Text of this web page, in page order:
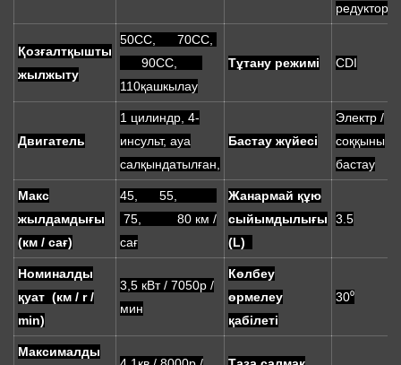
редуктор
Қозғалтқышты
жылжыту
50CC, 70CC,
90CC,
110қашкылау
Тұтану режимі CDI
Двигатель
1 цилиндр, 4-
инсульт, ауа
салқындатылған,
Бастау жүйесі
Электр /
соққыны
бастау
Макс
жылдамдығы
(км / сағ)
45, 55,
75, 80 км /
сағ
Жанармай құю
сыйымдылығы
(L)
3.5
Номиналды
қуат (км / r /
min)
3,5 кВт / 7050р /
мин
Көлбеу
өрмелеу
қабілеті
30⁰
Максималды